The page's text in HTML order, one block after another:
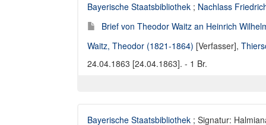
Bayerische Staatsbibliothek ; Nachlass
Brief von Theodor Waitz an Heinrich
Waitz, Theodor (1821-1864) [Verfasser],
24.04.1863 [24.04.1863]. - 1 Br.
Bayerische Staatsbibliothek ; Signatur: